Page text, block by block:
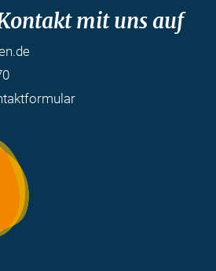
mit uns auf